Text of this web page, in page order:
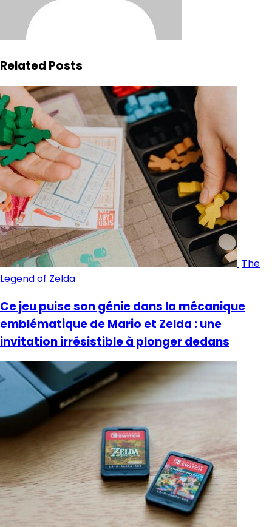
Related Posts
The
Legend of Zelda
Ce jeu puise son génie dans la mécanique
emblématique de Mario et Zelda : une
invitation irrésistible à plonger dedans